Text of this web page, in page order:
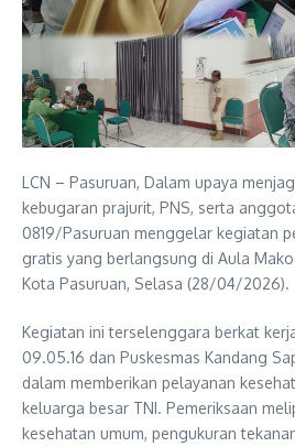
LCN – Pasuruan, Dalam upaya
kebugaran prajurit, PNS, serta
0819/Pasuruan menggelar kegiatan
gratis yang berlangsung di Aula
Kota Pasuruan, Selasa (28/04/2026).
Kegiatan ini terselenggara berkat
09.05.16 dan Puskesmas Kandang
dalam memberikan pelayanan
keluarga besar TNI. Pemeriksaan
kesehatan umum, pengukuran